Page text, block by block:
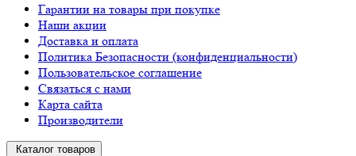
Гарантии на товары при покупке
Наши акции
Доставка и оплата
Политика Безопасности (конфиденциальности)
Пользовательское соглашение
Связаться с нами
Карта сайта
Производители
Каталог товаров